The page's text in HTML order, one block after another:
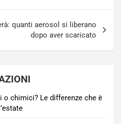
quanti aerosol si liberano
dopo aver scaricato
chimici? Le differenze che è